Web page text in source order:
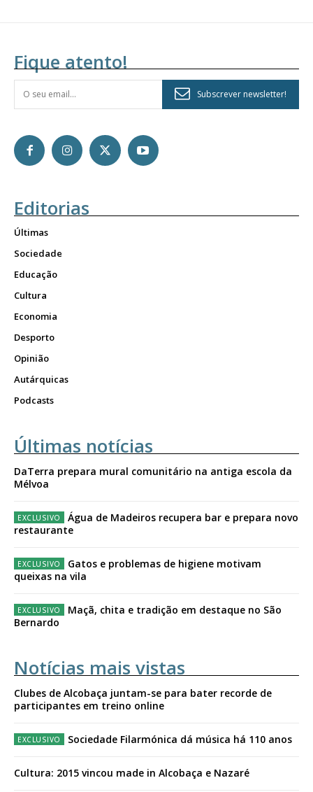
Fique atento!
Subscrever newsletter!
Editorias
Últimas
Sociedade
Educação
Cultura
Economia
Desporto
Opinião
Autárquicas
Podcasts
Últimas notícias
DaTerra prepara mural comunitário na antiga escola da
Mélvoa
Água de Madeiros recupera bar e prepara novo
restaurante
Gatos e problemas de higiene motivam
queixas na vila
Maçã, chita e tradição em destaque no São
Bernardo
Notícias mais vistas
Clubes de Alcobaça juntam-se para bater recorde de
participantes em treino online
Sociedade Filarmónica dá música há 110 anos
Cultura: 2015 vincou made in Alcobaça e Nazaré